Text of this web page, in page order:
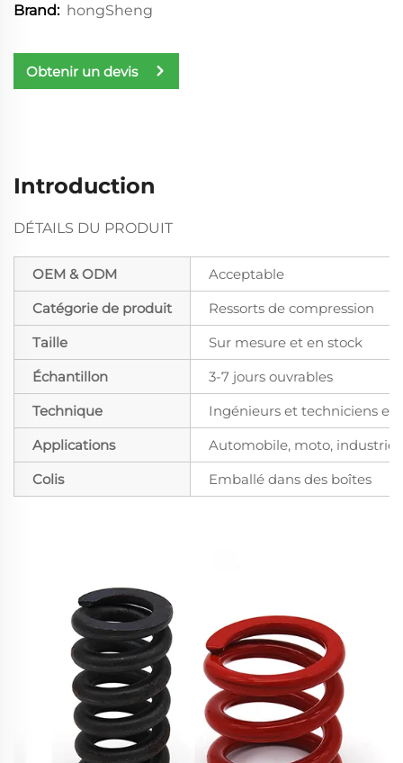
Brand: hongSheng
Obtenir un devis
Introduction
DÉTAILS DU PRODUIT
OEM & ODM
Acceptable
Catégorie de produit
Ressorts de compression
Taille
Sur mesure et en stock
Échantillon
3-7 jours ouvrables
Technique
Ingénieurs et techniciens
Applications
Automobile, moto, industrie,
Colis
Emballé dans des boîtes